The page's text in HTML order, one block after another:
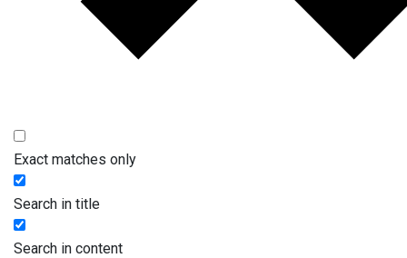
Exact matches only
Search in title
Search in content